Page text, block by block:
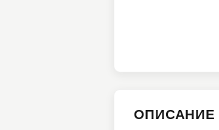
ОПИСАНИЕ